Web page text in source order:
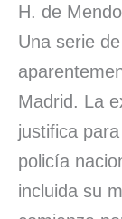
H. de
Una serie
Madrid. La
justifica
policía
incluida su